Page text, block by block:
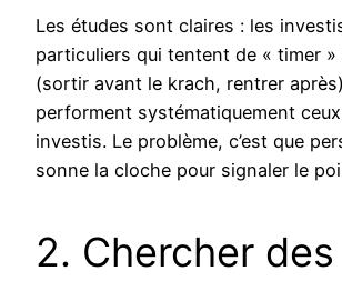
Les études sont claires : les
particuliers qui tentent de « timer »
(sortir avant le krach, rentrer
performent systématiquement
investis. Le problème, c’est que
sonne la cloche pour signaler le
2. Chercher des